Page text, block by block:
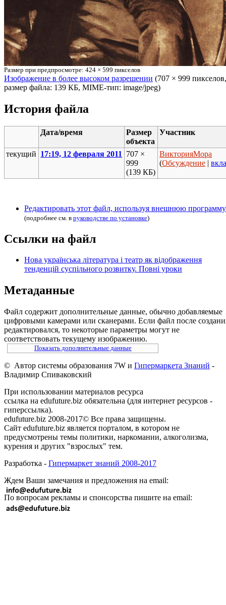
Размер при предпросмотре: 424 × 599 пикселов
Изображение в более высоком разрешении ‎ (707 × 999 пикселов,
размер файла: 139 КБ, MIME-тип: image/jpeg)
История файла
Дата/время
Размер
объекта
Участник
текущий 17:19, 12 февраля 2011
707 ×
999
(139 КБ)
ВикторияМора
(Обсуждение |
Редактировать этот файл, используя внешнюю программу
(подробнее см. в руководстве по установке)
Ссылки на файл
Нова українська література і театр як відображення
тенденцій суспільного розвитку. Повні уроки
Метаданные
Файл содержит дополнительные данные, обычно добавляемые
цифровыми камерами или сканерами. Если файл после
редактировался, то некоторые параметры могут не
соответствовать текущему изображению.
Показать дополнительные данные
© Автор системы образования 7W и Гипермаркета Знаний -
Владимир Спиваковский
При использовании материалов ресурса
ссылка на edufuture.biz обязательна (для интернет ресурсов -
гиперссылка).
edufuture.biz 2008-2017© Все права защищены.
Сайт edufuture.biz является порталом, в котором не
предусмотрены темы политики, наркомании, алкоголизма,
курения и других "взрослых" тем.
Разработка - Гипермаркет знаний 2008-2017
Ждем Ваши замечания и предложения на email:
По вопросам рекламы и спонсорства пишите на email: